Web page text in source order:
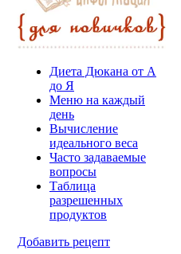
Диета Дюкана от А
до Я
Меню на каждый
день
Вычисление
идеального веса
Часто задаваемые
вопросы
Таблица
разрешенных
продуктов
Добавить рецепт